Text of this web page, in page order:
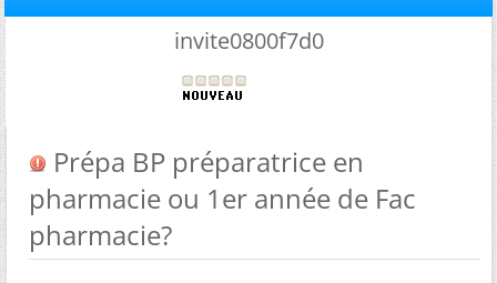
invite0800f7d0
Prépa BP préparatrice en
pharmacie ou 1er année de Fac
pharmacie?